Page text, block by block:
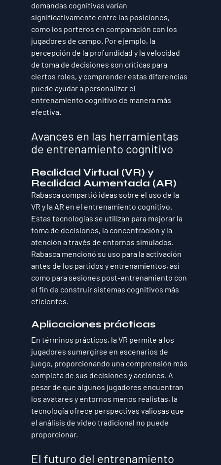
demandas cognitivas varían
significativamente entre las posiciones,
como los porteros en comparación con los
jugadores de campo. Por ejemplo, la
percepción de la profundidad y la velocidad
de toma de decisiones son críticas para
ciertos roles, y comprender estas diferencias
puede ayudar a personalizar el
entrenamiento cognitivo de manera más
efectiva.
Avances en las herramientas
de entrenamiento cognitivo
Realidad Virtual (VR) y
Realidad Aumentada (AR)
Rabasca compartió ideas sobre el uso de la
VR y la AR en el entrenamiento cognitivo.
Estas tecnologías se utilizan para mejorar la
toma de decisiones, la concentración y la
atención a través de entornos simulados.
Rabasca mencionó su uso para la activación
antes de los partidos y entrenamientos, así
como para sesiones post-entrenamiento con
el fin de construir sistemas cognitivos más
eficientes.
Aplicaciones prácticas
En términos prácticos, la VR permite a los
jugadores sumergirse en escenarios de
juego, proporcionando una comprensión más
completa de sus decisiones y acciones. A
pesar de que algunos jugadores encuentran
los avatares y entornos menos realistas, la
tecnología ofrece perspectivas valiosas que
el análisis de video tradicional no puede
proporcionar.
El futuro del entrenamiento